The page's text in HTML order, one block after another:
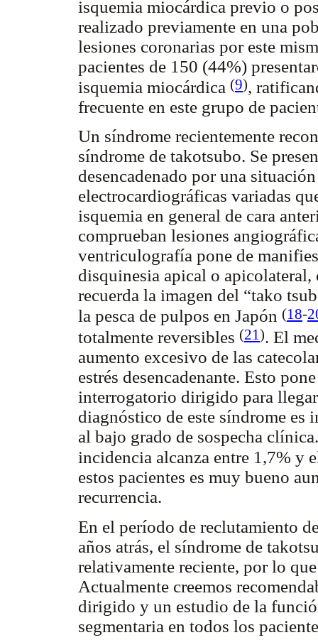
isquemia miocárdica previo o
realizado previamente en una
lesiones coronarias por este
pacientes de 150 (44%)
isquemia miocárdica (9),
frecuente en este grupo de
Un síndrome recientemente
síndrome de takotsubo. Se
desencadenado por una
electrocardiográficas variadas
isquemia en general de cara
comprueban lesiones
ventriculografía pone de
disquinesia apical o
recuerda la imagen del “tako
la pesca de pulpos en Japón (18-
totalmente reversibles (21). El
aumento excesivo de las
estrés desencadenante. Esto
interrogatorio dirigido para
diagnóstico de este síndrome es
al bajo grado de sospecha
incidencia alcanza entre 1,7% y
estos pacientes es muy bueno
recurrencia.
En el período de reclutamiento
años atrás, el síndrome de
relativamente reciente, por lo
Actualmente creemos
dirigido y un estudio de la
segmentaria en todos los